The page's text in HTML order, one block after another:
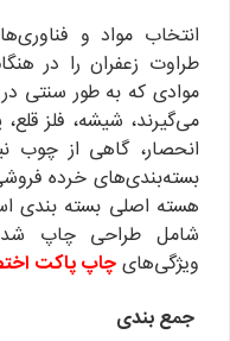
انتخاب مواد و
طراوت زعفران را در
موادی که به طور سنتی در
می‌گیرند، شیشه، فلز
انحصار، گاهی از چوب
بسته‌بندی‌های خرده
هسته اصلی بسته بندی
شامل طراحی چاپ
ویژگی‌هایچاپ پاکت
جمع بندی